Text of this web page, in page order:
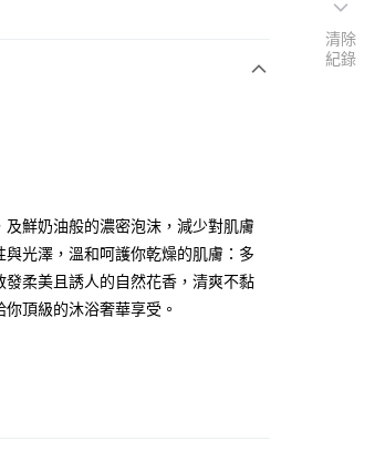
鮮奶油般的濃密泡沫，減少對肌膚
與光澤，溫和呵護你乾燥的肌膚：多
發柔美且誘人的自然花香，清爽不黏
頂級的沐浴奢華享受。
清除
紀錄